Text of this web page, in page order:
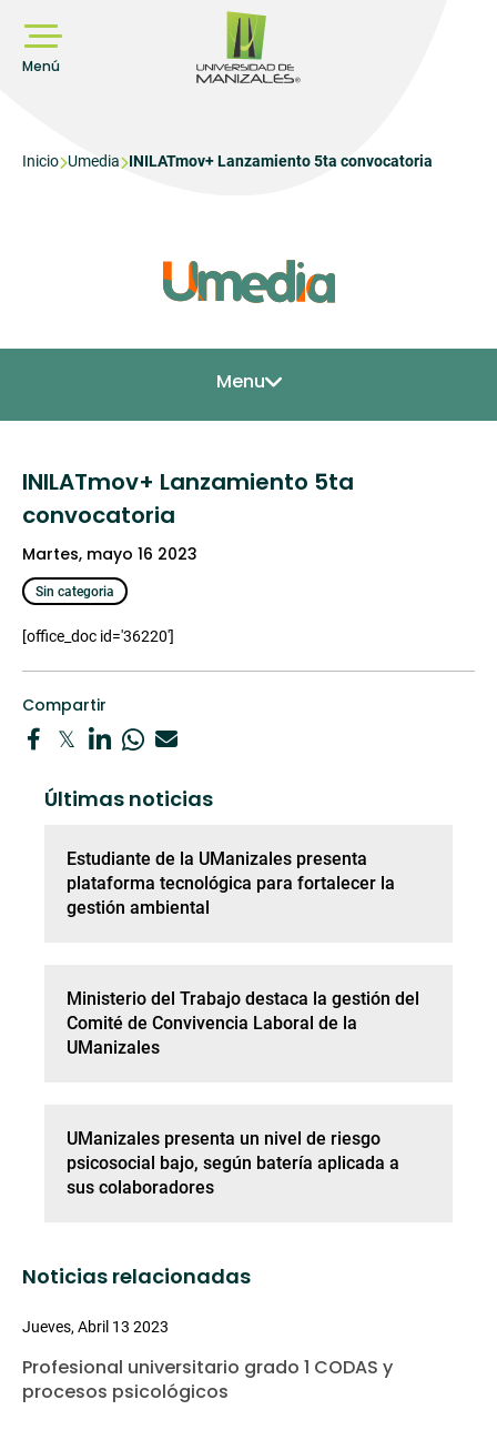
contenido
principal
Menú
Sobrescribir
navegación
Inicio Umedia INILATmov+ Lanzamiento 5ta convocatoria
Menu
INILATmov+ Lanzamiento 5ta
convocatoria
martes, mayo 16 2023
Sin categoria
[office_doc id='36220']
Compartir
Últimas noticias
Estudiante de la UManizales presenta
plataforma tecnológica para fortalecer la
gestión ambiental
Ministerio del Trabajo destaca la gestión del
Comité de Convivencia Laboral de la
UManizales
UManizales presenta un nivel de riesgo
psicosocial bajo, según batería aplicada a
sus colaboradores
Noticias relacionadas
Jueves, Abril 13 2023
Profesional universitario grado 1 CODAS y
procesos psicológicos